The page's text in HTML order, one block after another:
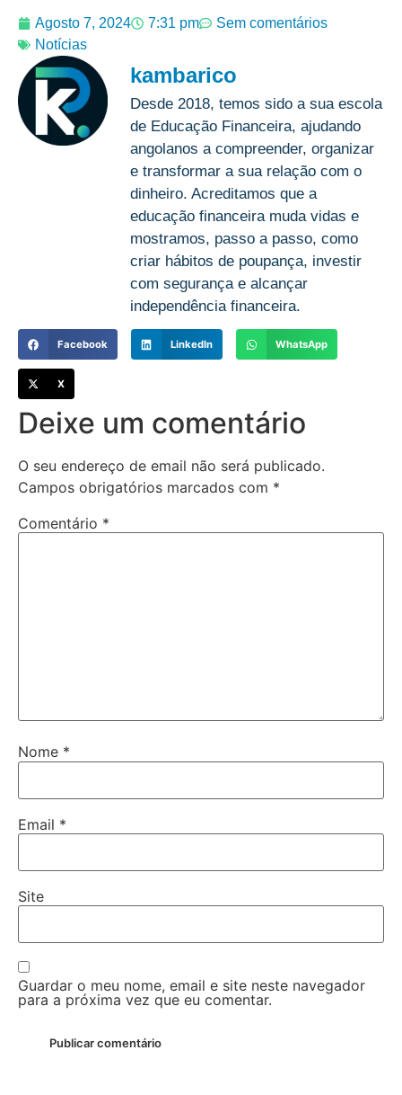
Agosto 7, 2024 7:31 pm
Sem comentários
Notícias
kambarico
Desde 2018, temos sido a sua escola
de Educação Financeira, ajudando
angolanos a compreender, organizar
e transformar a sua relação com o
dinheiro. Acreditamos que a
educação financeira muda vidas e
mostramos, passo a passo, como
criar hábitos de poupança, investir
com segurança e alcançar
independência financeira.
Facebook LinkedIn WhatsApp
X
Deixe um comentário
O seu endereço de email não será publicado.
Campos obrigatórios marcados com *
Comentário *
Nome *
Email *
Site
Guardar o meu nome, email e site neste navegador
para a próxima vez que eu comentar.